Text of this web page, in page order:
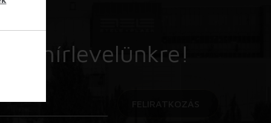
be kell tartani a
fel hírlevelünkre!